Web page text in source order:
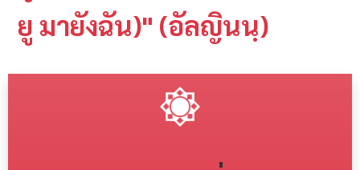
ยู มายังฉัน)" (อัลญินนฺ)